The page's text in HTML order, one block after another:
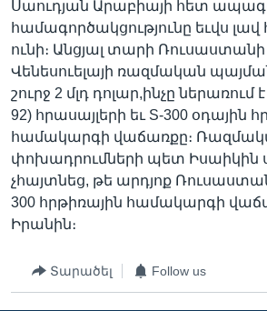
Սաուդյան Արաբիայի հետ
համագործակցությունը եւվս
ունի։ Անցյալ տարի
Վենեսուելայի ռազմական
շուրջ 2 մլդ դոլար,ինչը ներառում
92) հրասայլերի եւ S-300 օդային
համակարգի վաճառքը։
փոխադրումների պետ Իսաիկին
չհայտնեց, թե արդյոք
300 հրթիռային համակարգի
Իրանին։
Տարածել Follow us